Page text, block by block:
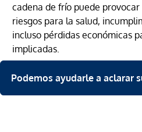
cadena de frío puede
riesgos para la salud,
incluso pérdidas económicas
implicadas.
Podemos ayudarle a aclarar